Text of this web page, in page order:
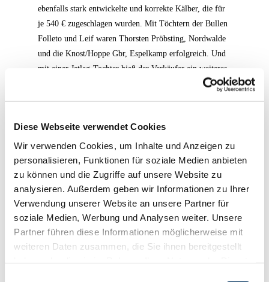
Diese Webseite verwendet Cookies
Wir verwenden Cookies, um Inhalte und Anzeigen zu
personalisieren, Funktionen für soziale Medien anbieten
zu können und die Zugriffe auf unsere Website zu
analysieren. Außerdem geben wir Informationen zu Ihrer
Verwendung unserer Website an unsere Partner für
soziale Medien, Werbung und Analysen weiter. Unsere
Partner führen diese Informationen möglicherweise mit
weiteren Daten zusammen, die Sie ihnen bereitgestellt
ebenfalls stark entwickelte und korrekte Kälber, die für
je 540 € zugeschlagen wurden. Mit Töchtern der Bullen
Folleto und Leif waren Thorsten Pröbsting, Nordwalde
und die Knost/Hoppe Gbr, Espelkamp erfolgreich. Und
mit einer Jetlag-Tochter hieß der Verkäufer ein weiteres
Preisspiegel